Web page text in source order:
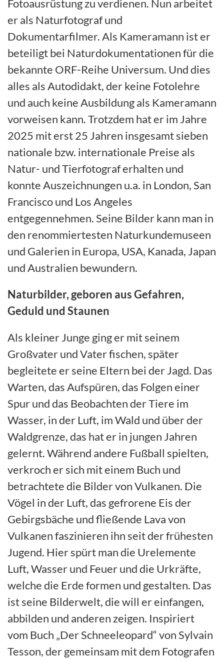
Fotoausrüstung zu verdienen. Nun arbeitet
er als Naturfotograf und
Dokumentarfilmer. Als Kameramann ist er
beteiligt bei Naturdokumentationen für die
bekannte ORF-Reihe Universum. Und dies
alles als Autodidakt, der keine Fotolehre
und auch keine Ausbildung als Kameramann
vorweisen kann. Trotzdem hat er im Jahre
2025 mit erst 25 Jahren insgesamt sieben
nationale bzw. internationale Preise als
Natur- und Tierfotograf erhalten und
konnte Auszeichnungen u.a. in London, San
Francisco und Los Angeles
entgegennehmen. Seine Bilder kann man in
den renommiertesten Naturkundemuseen
und Galerien in Europa, USA, Kanada, Japan
und Australien bewundern.
Naturbilder, geboren aus Gefahren,
Geduld und Staunen
Als kleiner Junge ging er mit seinem
Großvater und Vater fischen, später
begleitete er seine Eltern bei der Jagd. Das
Warten, das Aufspüren, das Folgen einer
Spur und das Beobachten der Tiere im
Wasser, in der Luft, im Wald und über der
Waldgrenze, das hat er in jungen Jahren
gelernt. Während andere Fußball spielten,
verkroch er sich mit einem Buch und
betrachtete die Bilder von Vulkanen. Die
Vögel in der Luft, das gefrorene Eis der
Gebirgsbäche und fließende Lava von
Vulkanen faszinieren ihn seit der frühesten
Jugend. Hier spürt man die Urelemente
Luft, Wasser und Feuer und die Urkräfte,
welche die Erde formen und gestalten. Das
ist seine Bilderwelt, die will er einfangen,
abbilden und anderen zeigen. Inspiriert
vom Buch „Der Schneeleopard“ von Sylvain
Tesson, der gemeinsam mit dem Fotografen